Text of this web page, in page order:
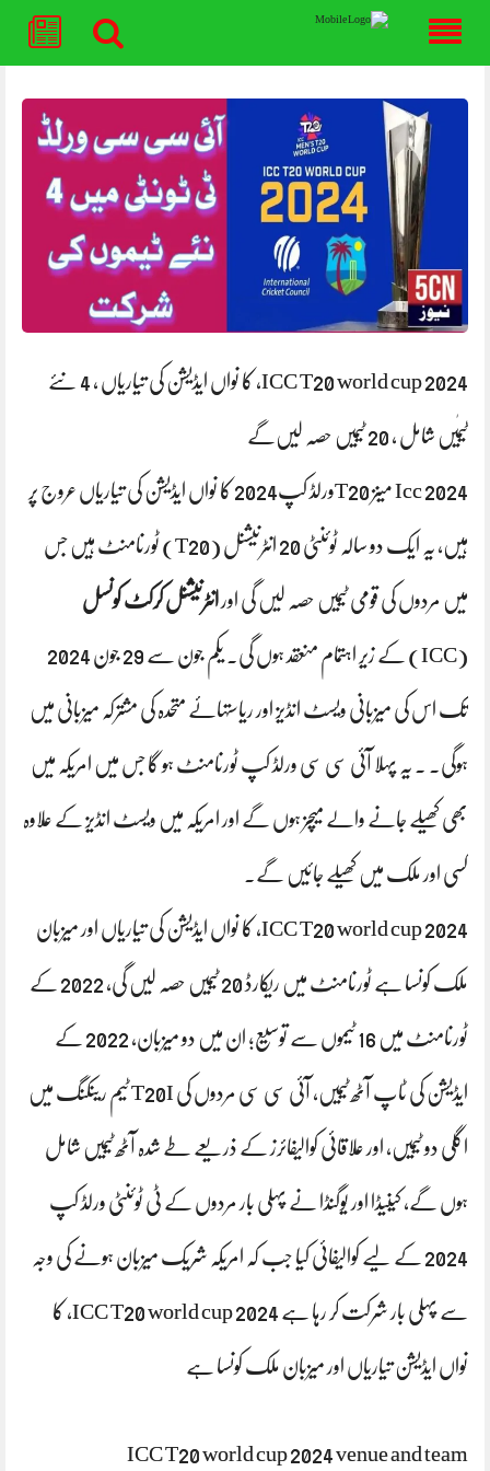
content
ICC T20 world cup 2024، کا نواں ایڈیشن کی تیاریاں ، 4 نئے
ٹیمٰیں شامل ، 20 ٹیمیں حصہ لیں‌گے
Icc 2024 مینز T20ورلڈ کپ2024 کا نواں ایڈیشن کی تیاریاں عروج پر
ہیں، یہ ایک دو سالہ ٹوئنٹی 20 انٹرنیشنل (T20) ٹورنامنٹ ہیں‌ جس
میں مردوں کی قومی ٹیمیں حصہ لیں گی اور انٹرنیشنل کرکٹ کونسل
(ICC) کے زیر اہتمام منعقد ہوں گی۔ یکم جون سے 29 جون 2024
تک اس کی میزبانی ویسٹ انڈیز اور ریاستہائے متحدہ کی مشترکہ میزبانی میں
ہوگی. ۔ یہ پہلا آئی سی سی ورلڈ کپ ٹورنامنٹ ہو گا جس میں امریکہ میں
بھی کھیلے جانے والے میچز ہوں گے اور امریکہ میں ویسٹ انڈیز کے علاوہ
کسی اور ملک میں کھیلے جائیں گے۔
ICC T20 world cup 2024، کا نواں ایڈیشن کی تیاریاں اور میزبان
ملک کونسا ہے ٹورنامنٹ میں ریکارڈ 20 ٹیمیں حصہ لیں گی، 2022 کے
ٹورنامنٹ میں 16 ٹیموں سے توسیع؛ ان میں دو میزبان، 2022 کے
ایڈیشن کی ٹاپ آٹھ ٹیمیں، آئی سی سی مردوں کی T20I ٹیم رینکنگ میں
اگلی دو ٹیمیں، اور علاقائی کوالیفائرز کے ذریعے طے شدہ آٹھ ٹیمیں شامل
ہوں گے، کینیڈا اور یوگنڈا نے پہلی بار مردوں کے ٹی ٹوئنٹی ورلڈ کپ
2024 کے لیے کوالیفائی کیا جب کہ امریکہ شریک میزبان ہونے کی وجہ
سے پہلی بار شرکت کر رہا ہے ICC T20 world cup 2024، کا
نواں ایڈیشن تیاریاں اور میزبان ملک کونسا ہے
ICC T20 world cup 2024 venue and team